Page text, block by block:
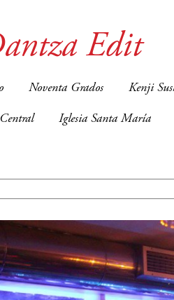
Edit
Noventa Grados Kenji
Iglesia Santa María